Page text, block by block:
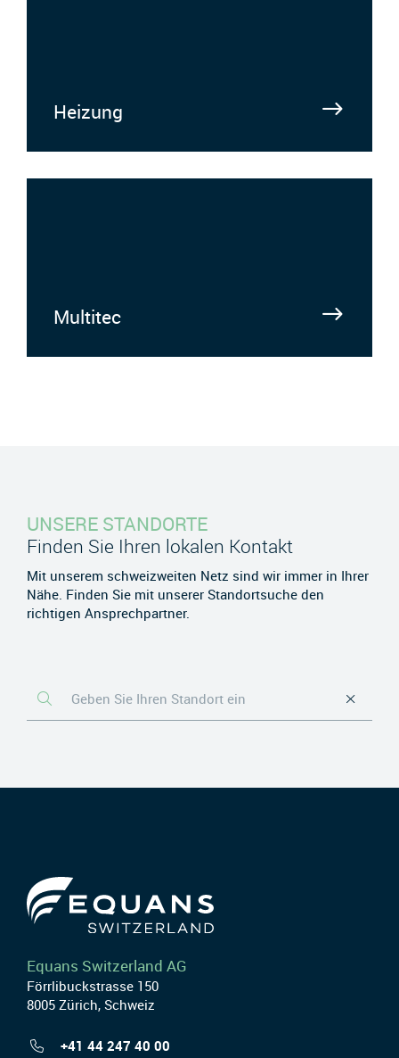
Heizung
Multitec
UNSERE STANDORTE
Finden Sie Ihren lokalen Kontakt
Mit unserem schweizweiten Netz sind wir immer in Ihrer
Nähe. Finden Sie mit unserer Standortsuche den
richtigen Ansprechpartner.
Equans Switzerland AG
Förrlibuckstrasse 150
8005 Zürich, Schweiz
+41 44 247 40 00